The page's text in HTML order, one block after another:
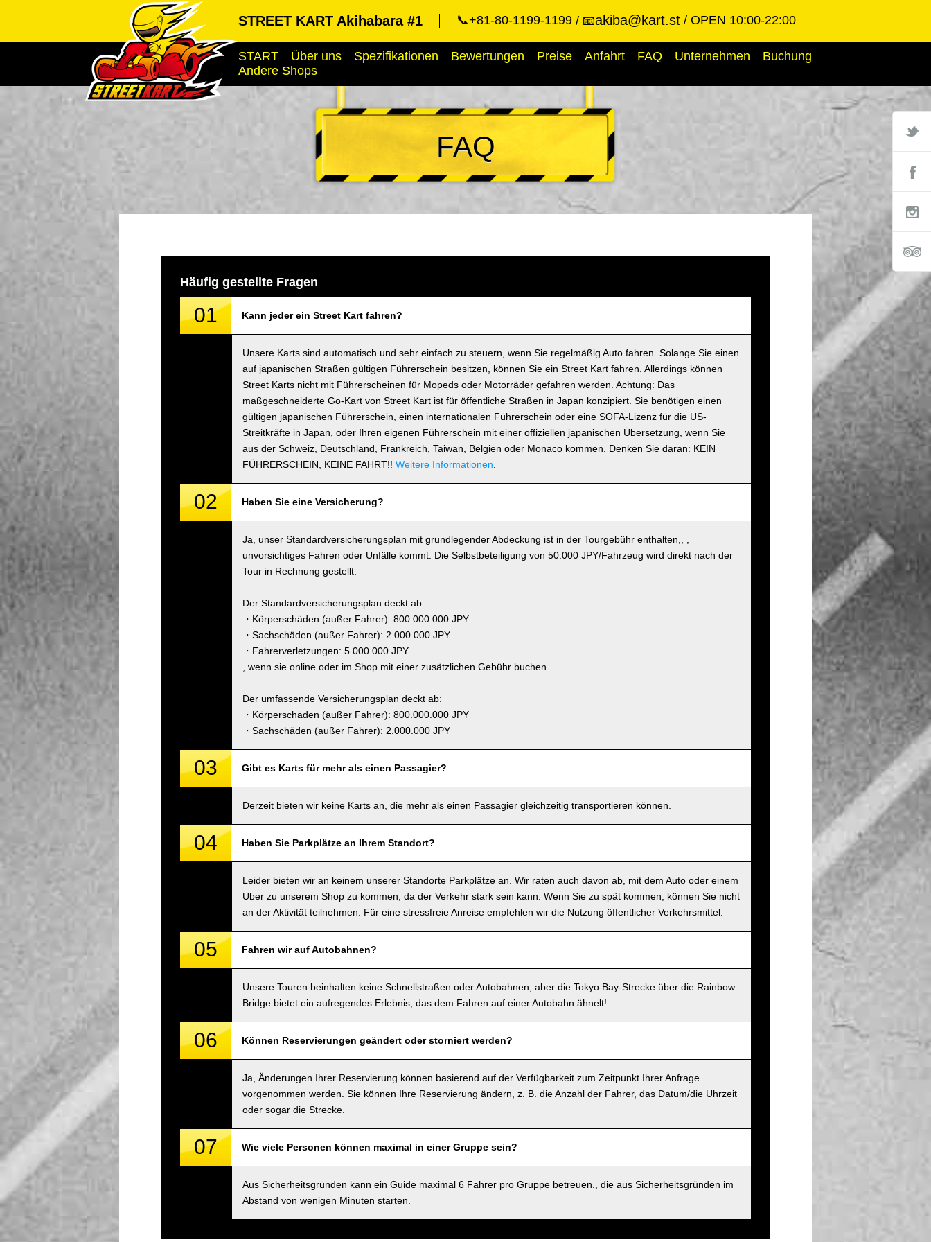
STREET KART Akihabara #1 📞+81-80-1199-1199 📧akiba@kart.st OPEN 10:00-22:00
START Über uns Spezifikationen Bewertungen Preise Anfahrt FAQ Unternehmen
Buchung
Andere Shops
FAQ
Häufig gestellte Fragen
01 Kann jeder ein Street Kart fahren?
Unsere Karts sind automatisch und sehr einfach zu steuern, wenn Sie regelmäßig Auto fahren. Solange Sie einen
auf japanischen Straßen gültigen Führerschein besitzen, können Sie ein Street Kart fahren. Allerdings können
Street Karts nicht mit Führerscheinen für Mopeds oder Motorräder gefahren werden. Achtung: Das
maßgeschneiderte Go-Kart von Street Kart ist für öffentliche Straßen in Japan konzipiert. Sie benötigen einen
gültigen japanischen Führerschein, einen internationalen Führerschein oder eine SOFA-Lizenz für die US-
Streitkräfte in Japan, oder Ihren eigenen Führerschein mit einer offiziellen japanischen Übersetzung, wenn Sie
aus der Schweiz, Deutschland, Frankreich, Taiwan, Belgien oder Monaco kommen. Denken Sie daran: KEIN
FÜHRERSCHEIN, KEINE FAHRT!! Weitere Informationen
02 Haben Sie eine Versicherung?
Ja, unser Standardversicherungsplan mit grundlegender Abdeckung ist in der Tourgebühr enthalten,, ,
unvorsichtiges Fahren oder Unfälle kommt. Die Selbstbeteiligung von 50.000 JPY/Fahrzeug wird direkt nach der
Tour in Rechnung gestellt.
Der Standardversicherungsplan deckt ab:
・Körperschäden (außer Fahrer): 800.000.000 JPY
・Sachschäden (außer Fahrer): 2.000.000 JPY
・Fahrerverletzungen: 5.000.000 JPY
, wenn sie online oder im Shop mit einer zusätzlichen Gebühr buchen.
Der umfassende Versicherungsplan deckt ab:
・Körperschäden (außer Fahrer): 800.000.000 JPY
・Sachschäden (außer Fahrer): 2.000.000 JPY
03 Gibt es Karts für mehr als einen Passagier?
Derzeit bieten wir keine Karts an, die mehr als einen Passagier gleichzeitig transportieren können.
04 Haben Sie Parkplätze an Ihrem Standort?
Leider bieten wir an keinem unserer Standorte Parkplätze an. Wir raten auch davon ab, mit dem Auto oder einem
Uber zu unserem Shop zu kommen, da der Verkehr stark sein kann. Wenn Sie zu spät kommen, können Sie nicht
an der Aktivität teilnehmen. Für eine stressfreie Anreise empfehlen wir die Nutzung öffentlicher Verkehrsmittel.
05 Fahren wir auf Autobahnen?
Unsere Touren beinhalten keine Schnellstraßen oder Autobahnen, aber die Tokyo Bay-Strecke über die Rainbow
Bridge bietet ein aufregendes Erlebnis, das dem Fahren auf einer Autobahn ähnelt!
06 Können Reservierungen geändert oder storniert werden?
Ja, Änderungen Ihrer Reservierung können basierend auf der Verfügbarkeit zum Zeitpunkt Ihrer Anfrage
vorgenommen werden. Sie können Ihre Reservierung ändern, z. B. die Anzahl der Fahrer, das Datum/die Uhrzeit
oder sogar die Strecke.
07 Wie viele Personen können maximal in einer Gruppe sein?
Aus Sicherheitsgründen kann ein Guide maximal 6 Fahrer pro Gruppe betreuen., die aus Sicherheitsgründen im
Abstand von wenigen Minuten starten.